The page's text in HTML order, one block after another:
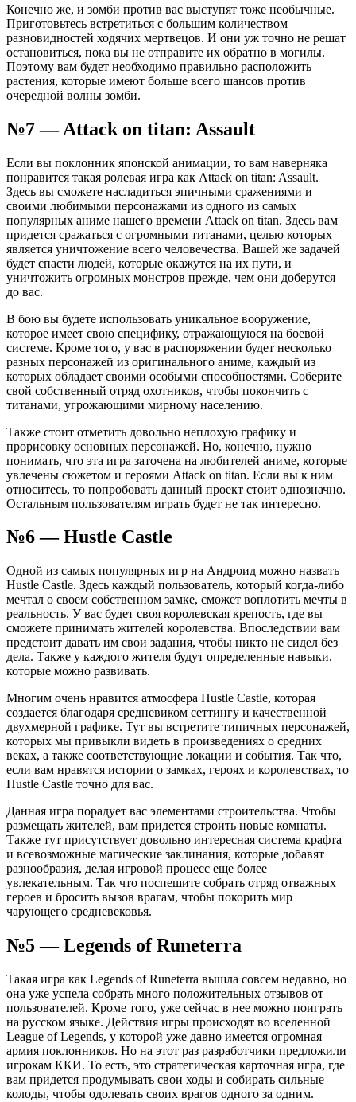
Конечно же, и зомби против вас выступят тоже необычные.
Приготовьтесь встретиться с большим количеством
разновидностей ходячих мертвецов. И они уж точно не решат
остановиться, пока вы не отправите их обратно в могилы.
Поэтому вам будет необходимо правильно расположить
растения, которые имеют больше всего шансов против
очередной волны зомби.
№7 — Attack on titan: Assault
Если вы поклонник японской анимации, то вам наверняка
понравится такая ролевая игра как Attack on titan: Assault.
Здесь вы сможете насладиться эпичными сражениями и
своими любимыми персонажами из одного из самых
популярных аниме нашего времени Attack on titan. Здесь вам
придется сражаться с огромными титанами, целью которых
является уничтожение всего человечества. Вашей же задачей
будет спасти людей, которые окажутся на их пути, и
уничтожить огромных монстров прежде, чем они доберутся
до вас.
В бою вы будете использовать уникальное вооружение,
которое имеет свою специфику, отражающуюся на боевой
системе. Кроме того, у вас в распоряжении будет несколько
разных персонажей из оригинального аниме, каждый из
которых обладает своими особыми способностями. Соберите
свой собственный отряд охотников, чтобы покончить с
титанами, угрожающими мирному населению.
Также стоит отметить довольно неплохую графику и
прорисовку основных персонажей. Но, конечно, нужно
понимать, что эта игра заточена на любителей аниме, которые
увлечены сюжетом и героями Attack on titan. Если вы к ним
относитесь, то попробовать данный проект стоит однозначно.
Остальным пользователям играть будет не так интересно.
№6 — Hustle Castle
Одной из самых популярных игр на Андроид можно назвать
Hustle Castle. Здесь каждый пользователь, который когда-либо
мечтал о своем собственном замке, сможет воплотить мечты в
реальность. У вас будет своя королевская крепость, где вы
сможете принимать жителей королевства. Впоследствии вам
предстоит давать им свои задания, чтобы никто не сидел без
дела. Также у каждого жителя будут определенные навыки,
которые можно развивать.
Многим очень нравится атмосфера Hustle Castle, которая
создается благодаря средневиком сеттингу и качественной
двухмерной графике. Тут вы встретите типичных персонажей,
которых мы привыкли видеть в произведениях о средних
веках, а также соответствующие локации и события. Так что,
если вам нравятся истории о замках, героях и королевствах, то
Hustle Castle точно для вас.
Данная игра порадует вас элементами строительства. Чтобы
размещать жителей, вам придется строить новые комнаты.
Также тут присутствует довольно интересная система крафта
и всевозможные магические заклинания, которые добавят
разнообразия, делая игровой процесс еще более
увлекательным. Так что поспешите собрать отряд отважных
героев и бросить вызов врагам, чтобы покорить мир
чарующего средневековья.
№5 — Legends of Runeterra
Такая игра как Legends of Runeterra вышла совсем недавно, но
она уже успела собрать много положительных отзывов от
пользователей. Кроме того, уже сейчас в нее можно поиграть
на русском языке. Действия игры происходят во вселенной
League of Legends, у которой уже давно имеется огромная
армия поклонников. Но на этот раз разработчики предложили
игрокам ККИ. То есть, это стратегическая карточная игра, где
вам придется продумывать свои ходы и собирать сильные
колоды, чтобы одолевать своих врагов одного за одним.